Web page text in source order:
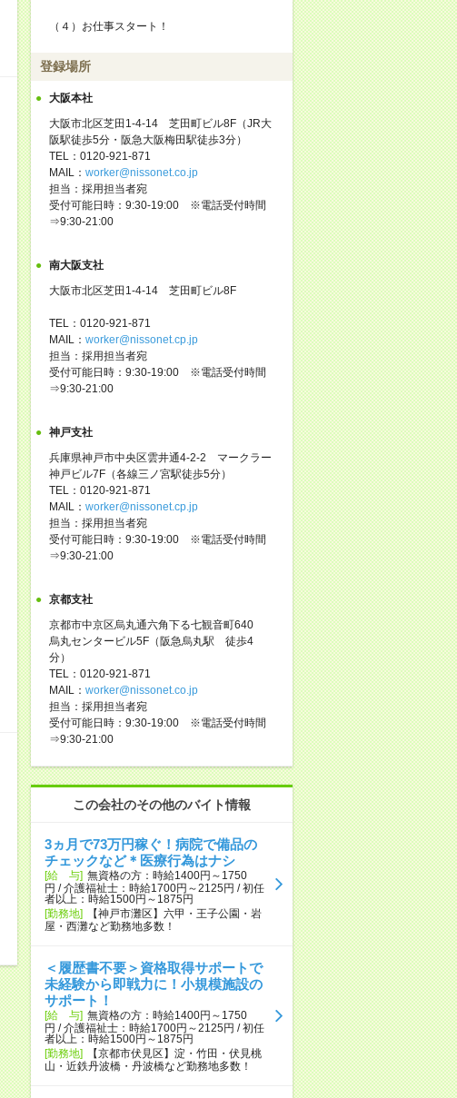
（４）お仕事スタート！
登録場所
大阪本社
大阪市北区芝田1-4-14 芝田町ビル8F（JR大
阪駅徒歩5分・阪急大阪梅田駅徒歩3分）
TEL：0120-921-871
MAIL： worker@nissonet.co.jp
担当：採用担当者宛
受付可能日時：9:30-19:00 ※電話受付時間
⇒9:30-21:00
南大阪支社
大阪市北区芝田1-4-14 芝田町ビル8F
TEL：0120-921-871
MAIL： worker@nissonet.cp.jp
担当：採用担当者宛
受付可能日時：9:30-19:00 ※電話受付時間
⇒9:30-21:00
神戸支社
兵庫県神戸市中央区雲井通4-2-2 マークラー
神戸ビル7F（各線三ノ宮駅徒歩5分）
TEL：0120-921-871
MAIL： worker@nissonet.cp.jp
担当：採用担当者宛
受付可能日時：9:30-19:00 ※電話受付時間
⇒9:30-21:00
京都支社
京都市中京区烏丸通六角下る七観音町640
烏丸センタービル5F（阪急烏丸駅 徒歩4
分）
TEL：0120-921-871
MAIL： worker@nissonet.co.jp
担当：採用担当者宛
受付可能日時：9:30-19:00 ※電話受付時間
⇒9:30-21:00
この会社のその他のバイト情報
3ヵ月で73万円稼ぐ！病院で備品の
チェックなど＊医療行為はナシ
[給 与] 無資格の方：時給1400円～1750
円 / 介護福祉士：時給1700円～2125円 / 初任
者以上：時給1500円～1875円
[勤務地]
【神戸市灘区】六甲・王子公園・岩
屋・西灘など勤務地多数！
＜履歴書不要＞資格取得サポートで
未経験から即戦力に！小規模施設の
サポート！
[給 与] 無資格の方：時給1400円～1750
円 / 介護福祉士：時給1700円～2125円 / 初任
者以上：時給1500円～1875円
[勤務地]
【京都市伏見区】淀・竹田・伏見桃
山・近鉄丹波橋・丹波橋など勤務地多数！